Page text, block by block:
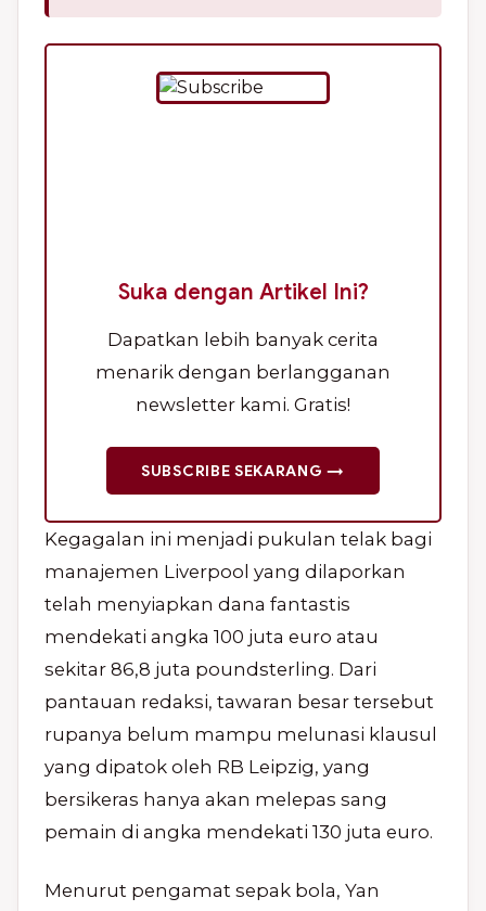
Suka dengan Artikel Ini?
Dapatkan lebih banyak cerita
menarik dengan berlangganan
newsletter kami. Gratis!
SUBSCRIBE SEKARANG →
Kegagalan ini menjadi pukulan telak bagi
manajemen Liverpool yang dilaporkan
telah menyiapkan dana fantastis
mendekati angka 100 juta euro atau
sekitar 86,8 juta poundsterling. Dari
pantauan redaksi, tawaran besar tersebut
rupanya belum mampu melunasi klausul
yang dipatok oleh RB Leipzig, yang
bersikeras hanya akan melepas sang
pemain di angka mendekati 130 juta euro.
Menurut pengamat sepak bola, Yan